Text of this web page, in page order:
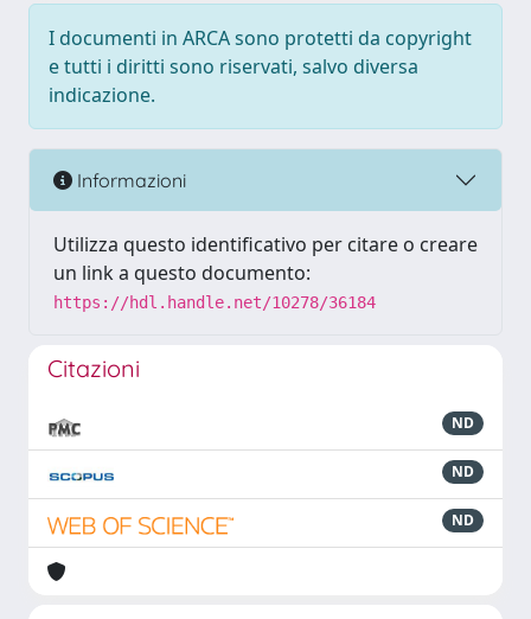
I documenti in ARCA sono protetti da copyright
e tutti i diritti sono riservati, salvo diversa
indicazione.
Informazioni
Utilizza questo identificativo per citare o creare
un link a questo documento:
https://hdl.handle.net/10278/36184
Citazioni
ND
ND
ND